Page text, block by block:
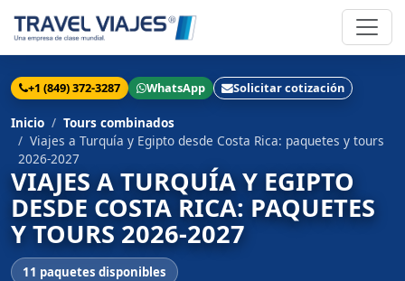
+1 (849) 372-3287 WhatsApp Solicitar cotización
Inicio
Tours combinados
Viajes a Turquía y Egipto desde Costa Rica: paquetes y tours
2026-2027
VIAJES A TURQUÍA Y EGIPTO
DESDE COSTA RICA: PAQUETES
Y TOURS 2026-2027
11 paquetes disponibles